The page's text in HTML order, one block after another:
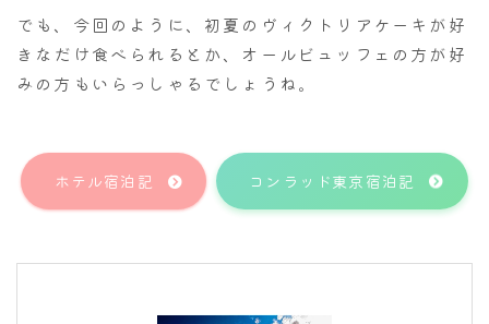
でも、今回のように、初夏のヴィクトリアケーキが好
きなだけ食べられるとか、オールビュッフェの方が好
みの方もいらっしゃるでしょうね。
ホテル宿泊記 コンラッド東京宿泊記